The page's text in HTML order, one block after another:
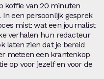
koffie van 20 minuten
een persoonlijk gesprek
mist: wat een journalist
verhalen hun redacteur
laten zien dat je bereid
meteen een krantenkop
op voor jezelf en voor de